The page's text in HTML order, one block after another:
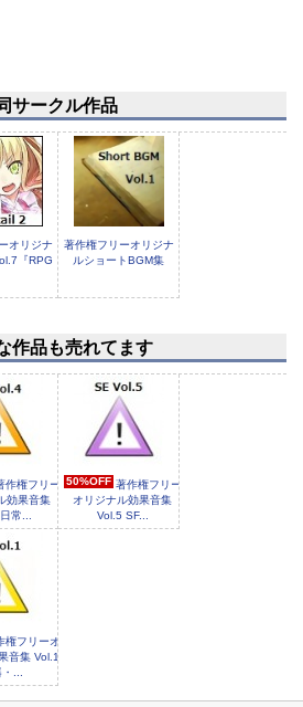
サークル作品
オリジナ
『RPG
著作権フリーオリジナ
ルショートBGM集
オリジナ
Trial Pack
作品も売れてます
作権フリー
効果音集
常...
50%OFF 著作権フリー
オリジナル効果音集
Vol.5 SF...
権フリーオ
音集 Vol.1
...